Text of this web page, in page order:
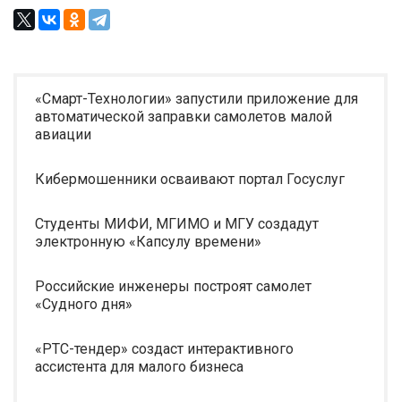
«Смарт-Технологии» запустили приложение для
автоматической заправки самолетов малой
авиации
Кибермошенники осваивают портал Госуслуг
Студенты МИФИ, МГИМО и МГУ создадут
электронную «Капсулу времени»
Российские инженеры построят самолет
«Судного дня»
«РТС-тендер» создаст интерактивного
ассистента для малого бизнеса